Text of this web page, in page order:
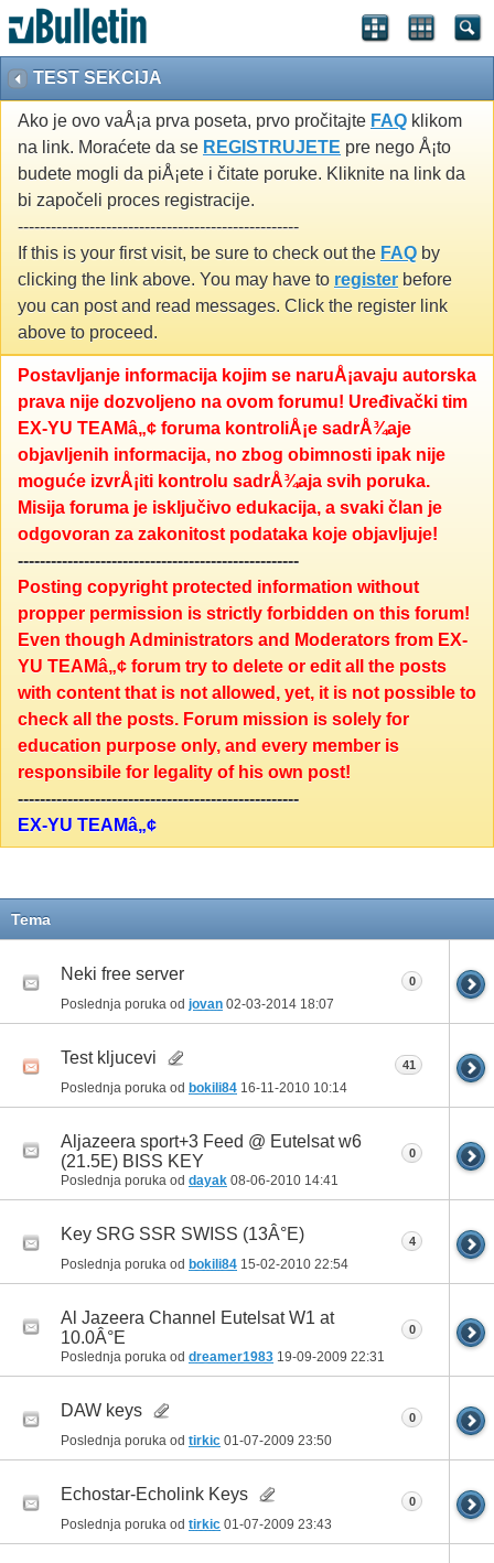
TEST SEKCIJA
Ako je ovo vaÅ¡a prva poseta, prvo pročitajte FAQ klikom
na link. Moraćete da se REGISTRUJETE pre nego Å¡to
budete mogli da piÅ¡ete i čitate poruke. Kliknite na link da
bi započeli proces registracije.
---------------------------------------------------
If this is your first visit, be sure to check out the FAQ by
clicking the link above. You may have to register before
you can post and read messages. Click the register link
above to proceed.
Postavljanje informacija kojim se naruÅ¡avaju autorska
prava nije dozvoljeno na ovom forumu! Uređivački tim
EX-YU TEAMâ„¢ foruma kontroliÅ¡e sadrÅ¾aje
objavljenih informacija, no zbog obimnosti ipak nije
moguće izvrÅ¡iti kontrolu sadrÅ¾aja svih poruka.
Misija foruma je isključivo edukacija, a svaki član je
odgovoran za zakonitost podataka koje objavljuje!
---------------------------------------------------
Posting copyright protected information without
propper permission is strictly forbidden on this forum!
Even though Administrators and Moderators from EX-
YU TEAMâ„¢ forum try to delete or edit all the posts
with content that is not allowed, yet, it is not possible to
check all the posts. Forum mission is solely for
education purpose only, and every member is
responsibile for legality of his own post!
---------------------------------------------------
EX-YU TEAMâ„¢
Tema
Neki free server
Poslednja poruka od jovan 02-03-2014 18:07
0
Test kljucevi
Poslednja poruka od bokili84 16-11-2010 10:14
41
Aljazeera sport+3 Feed @ Eutelsat w6
(21.5E) BISS KEY
Poslednja poruka od dayak 08-06-2010 14:41
0
Key SRG SSR SWISS (13Â°E)
Poslednja poruka od bokili84 15-02-2010 22:54
4
Al Jazeera Channel Eutelsat W1 at
10.0Â°E
Poslednja poruka od dreamer1983 19-09-2009 22:31
0
DAW keys
Poslednja poruka od tirkic 01-07-2009 23:50
0
Echostar-Echolink Keys
Poslednja poruka od tirkic 01-07-2009 23:43
0